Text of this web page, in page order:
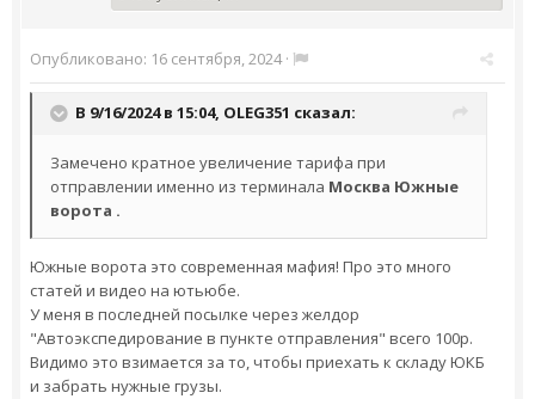
Опубликовано: 16 сентября, 2024·
В 9/16/2024 в 15:04, OLEG351 сказал:
Замечено кратное увеличение тарифа при
отправлении именно из терминала Москва Южные
ворота .
Южные ворота это современная мафия! Про это много
статей и видео на ютьюбе.
У меня в последней посылке через желдор
"Автоэкспедирование в пункте отправления" всего 100р.
Видимо это взимается за то, чтобы приехать к складу ЮКБ
и забрать нужные грузы.